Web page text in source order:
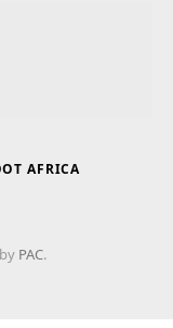
AFRICA
PAC.